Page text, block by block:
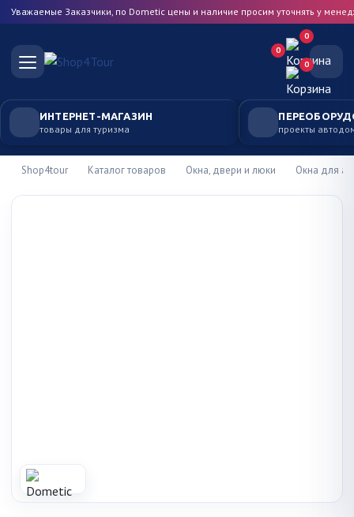
Уважаемые Заказчики, по Dometic цены и наличие просим уточнять у
0
0
0
ИНТЕРНЕТ-МАГАЗИН
товары для туризма проекты
Shop4tour Каталог товаров Окна, двери и люки Окна для